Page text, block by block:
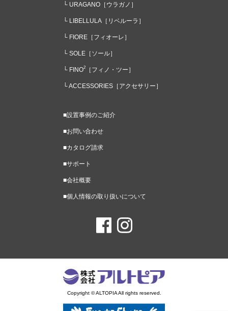
└ URAGANO ［ウラガノ］
└ LIBELLULA ［リベルーラ］
└ FIORE ［フィオーレ］
└ SOLE ［ソール］
└ FINO2 ［フィノ・ツー］
└ ACCESSORIES ［アクセサリー］
■設置事例のご紹介
■お問い合わせ
■カタログ請求
■サポート
■会社概要
■個人情報の取り扱いについて
Copyright © ALTOPIA All rights reserved.